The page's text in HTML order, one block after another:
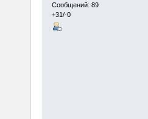
Сообщений: 89
+31/-0